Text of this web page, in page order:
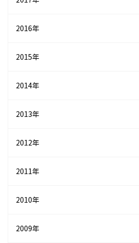
2016年
2015年
2014年
2013年
2012年
2011年
2010年
2009年